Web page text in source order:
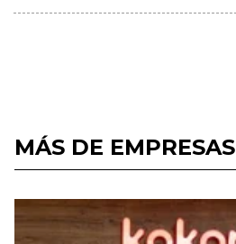
MÁS DE EMPRESAS